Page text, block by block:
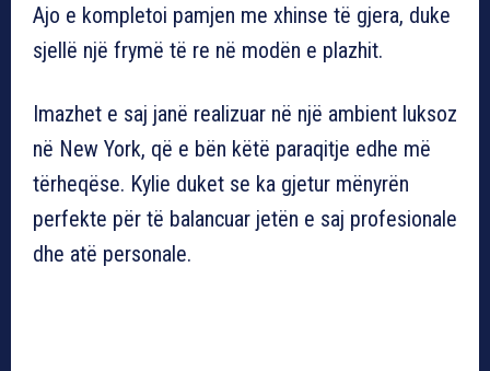
Ajo e kompletoi pamjen me xhinse të gjera, duke
sjellë një frymë të re në modën e plazhit.
Imazhet e saj janë realizuar në një ambient luksoz
në New York, që e bën këtë paraqitje edhe më
tërheqëse. Kylie duket se ka gjetur mënyrën
perfekte për të balancuar jetën e saj profesionale
dhe atë personale.